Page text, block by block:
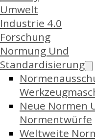
Umwelt
Industrie 4.0
Forschung
Normung Und
Standardisierung
Neue Normen
Normentwürfe
Weltweite